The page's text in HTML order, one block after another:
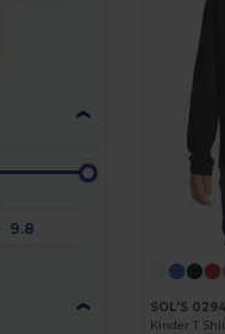
SOL'S
Kinder T